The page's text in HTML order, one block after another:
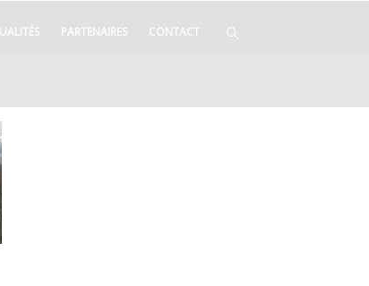
PARTENAIRES CONTACT